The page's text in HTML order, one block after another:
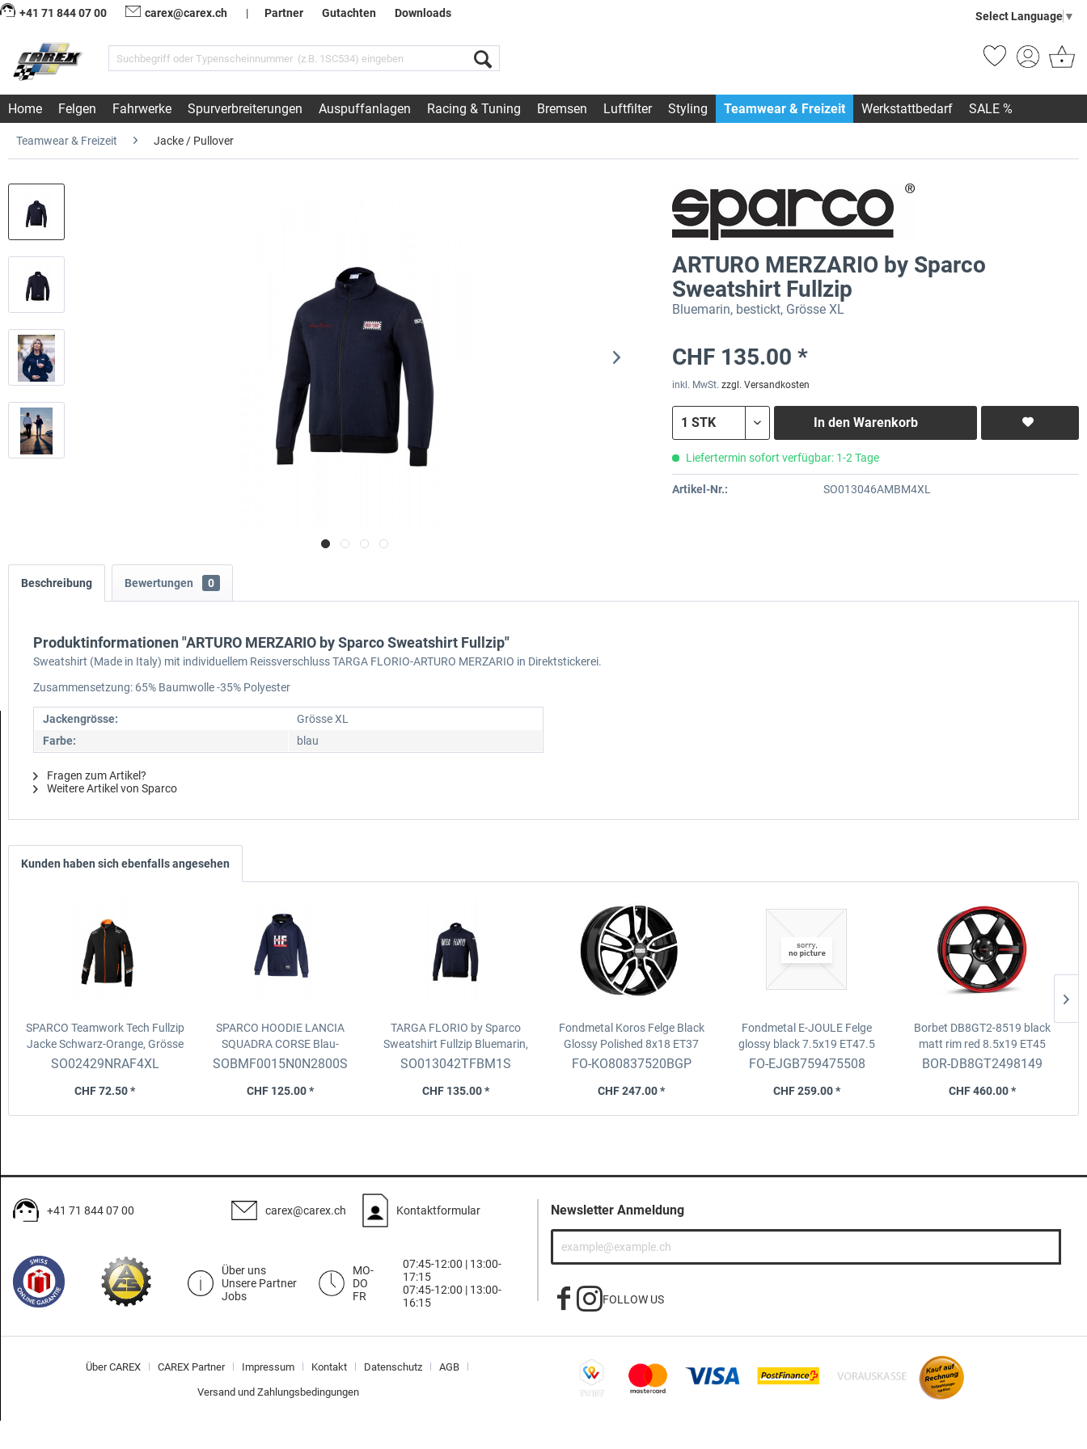
+41 71 844 07 00 carex@carex.ch | Partner Gutachten Downloads Select Language ▼
Home Felgen Fahrwerke Spurverbreiterungen Auspuffanlagen Racing & Tuning Bremsen Luftfilter Styling Teamwear & Freizeit Werkstattbedarf SALE %
Teamwear & Freizeit Jacke / Pullover
ARTURO MERZARIO by Sparco
Sweatshirt Fullzip
Bluemarin, bestickt, Grösse XL
CHF 135.00 *
inkl. MwSt. zzgl. Versandkosten
In den Warenkorb
Liefertermin sofort verfügbar: 1-2 Tage
Artikel-Nr.: SO013046AMBM4XL
Beschreibung Bewertungen 0
Produktinformationen "ARTURO MERZARIO by Sparco Sweatshirt Fullzip"
Sweatshirt (Made in Italy) mit individuellem Reissverschluss TARGA FLORIO-ARTURO MERZARIO in Direktstickerei.
Zusammensetzung: 65% Baumwolle -35% Polyester
Jackengrösse:
Grösse XL
Farbe:
blau
Fragen zum Artikel?
Weitere Artikel von Sparco
Kunden haben sich ebenfalls angesehen
SPARCO Teamwork Tech Fullzip
JackeSchwarz-Orange, Grösse
XL
SO02429NRAF4XL
CHF 72.50 *
SPARCO HOODIE LANCIA
SQUADRA CORSE Blau-
Schwarz, Grösse S
SOBMF0015N0N2800S
CHF 125.00 *
TARGA FLORIO by Sparco
Sweatshirt Fullzip Bluemarin,
bestickt, Grösse S
SO013042TFBM1S
CHF 135.00 *
Fondmetal Koros Felge Black
Glossy Polished 8x18 ET37
5x120, 67.1fix
FO-KO80837520BGP
CHF 247.00 *
Fondmetal E-JOULE Felge
glossy black7.5x19 ET47.5
5x108 D. 63.4
FO-EJGB759475508
CHF 259.00 *
Borbet DB8GT2-8519 black
matt rim red 8.5x19 ET45
5x112 D. 66.5
BOR-DB8GT2498149
CHF 460.00 *
+41 71 844 07 00 carex@carex.ch Kontaktformular
Über uns
Unsere Partner
Jobs
MO-
DO
FR
07:45-12:00 | 13:00-
17:15
07:45-12:00 | 13:00-
16:15
Newsletter Anmeldung
FOLLOW US
Über CAREX CAREX Partner Impressum Kontakt Datenschutz AGB
Versand und Zahlungsbedingungen